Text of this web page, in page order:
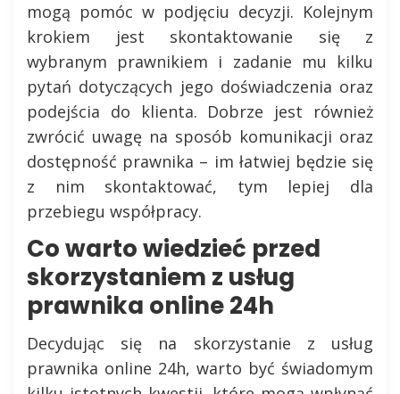
mogą pomóc w podjęciu decyzji. Kolejnym
krokiem jest skontaktowanie się z
wybranym prawnikiem i zadanie mu kilku
pytań dotyczących jego doświadczenia oraz
podejścia do klienta. Dobrze jest również
zwrócić uwagę na sposób komunikacji oraz
dostępność prawnika – im łatwiej będzie się
z nim skontaktować, tym lepiej dla
przebiegu współpracy.
Co warto wiedzieć przed
skorzystaniem z usług
prawnika online 24h
Decydując się na skorzystanie z usług
prawnika online 24h, warto być świadomym